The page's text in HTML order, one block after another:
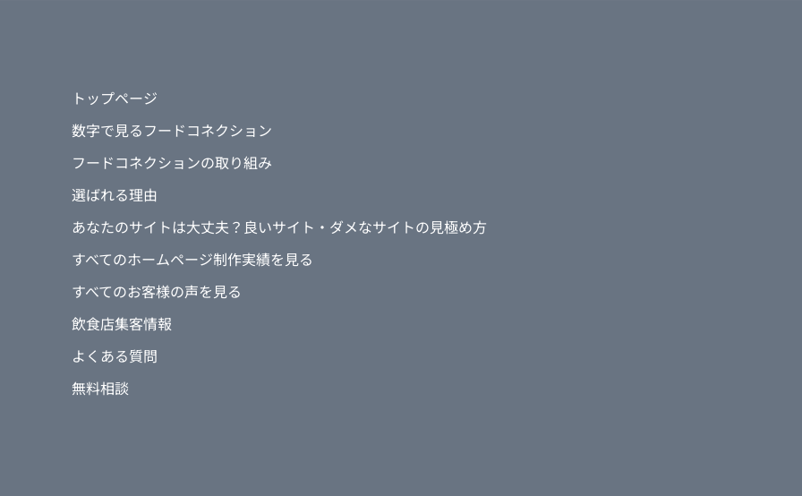
トップページ
数字で見るフードコネクション
フードコネクションの取り組み
選ばれる理由
あなたのサイトは大丈夫？良いサイト・ダメなサイトの見極め方
すべてのホームページ制作実績を見る
すべてのお客様の声を見る
飲食店集客情報
よくある質問
無料相談